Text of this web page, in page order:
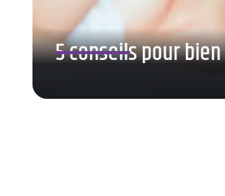
5 conseils pour